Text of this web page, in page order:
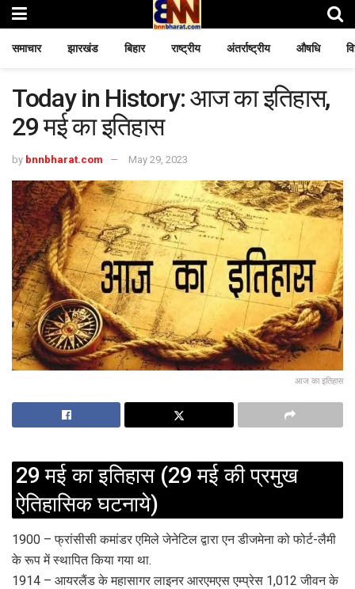
समाचार झारखंड बिहार राष्ट्रीय अंतर्राष्ट्रीय औषधि
Today in History: आज का इतिहास,
29 मई का इतिहास
by bnnbharat.com May 29, 2023
आज का इतिहास
29 मई का इतिहास (29 मई की प्रमुख
ऐतिहासिक घटनाये)
1900 – फ्रांसीसी कमांडर एमिले जेनेटिल द्वारा एन डीजमेना को फोर्ट-लैमी
के रूप में स्थापित किया गया था.
1914 – आयरलैंड के महासागर लाइनर आरएमएस एम्प्रेस 1,012 जीवन के